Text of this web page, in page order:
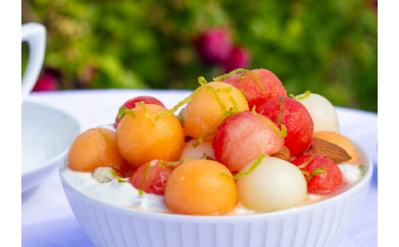
BROM­
BÆR
OG
ABRIKOS